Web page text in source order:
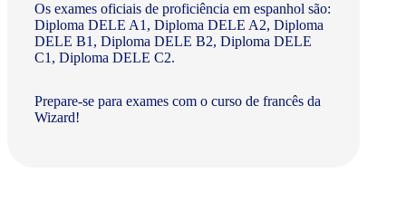
Os exames oficiais de proficiência em espanhol são:
Diploma DELE A1, Diploma DELE A2, Diploma
DELE B1, Diploma DELE B2, Diploma DELE
C1, Diploma DELE C2.
Prepare-se para exames com o curso de francês da
Wizard!